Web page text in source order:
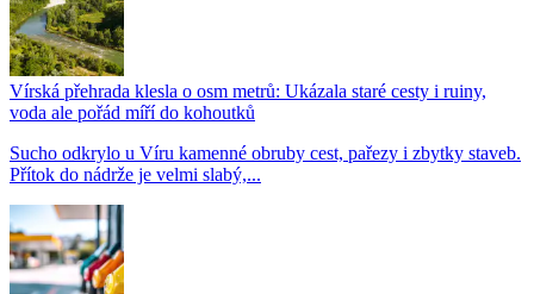
Vírská přehrada klesla o osm metrů: Ukázala staré cesty i ruiny,
voda ale pořád míří do kohoutků
Sucho odkrylo u Víru kamenné obruby cest, pařezy i zbytky staveb.
Přítok do nádrže je velmi slabý,...